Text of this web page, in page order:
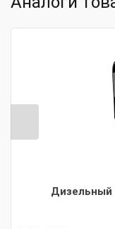
Дизельный